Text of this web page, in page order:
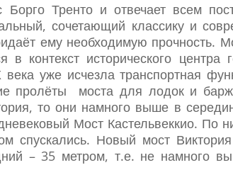
Борго Тренто и отвечает всем
сочетающий классику и
ему необходимую прочность.
контекст исторического центра
уже исчезла транспортная
пролёты моста для лодок и
то они намного выше в
Мост Кастельвеккио. По
спускались. Новый мост
– 35 метром, т.е. не намного